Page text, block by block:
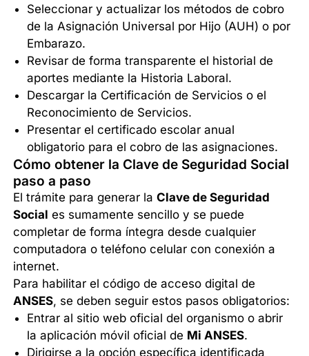
Seleccionar y actualizar los métodos de cobro
de la Asignación Universal por Hijo (AUH) o por
Embarazo.
Revisar de forma transparente el historial de
aportes mediante la Historia Laboral.
Descargar la Certificación de Servicios o el
Reconocimiento de Servicios.
Presentar el certificado escolar anual
obligatorio para el cobro de las asignaciones.
Cómo obtener la Clave de Seguridad Social
paso a paso
El trámite para generar laClave de Seguridad
Social es sumamente sencillo y se puede
completar de forma íntegra desde cualquier
computadora o teléfono celular con conexión a
internet.
Para habilitar el código de acceso digital de
ANSES, se deben seguir estos pasos obligatorios:
Entrar al sitio web oficial del organismo o abrir
la aplicación móvil oficial de Mi ANSES.
Dirigirse a la opción específica identificada